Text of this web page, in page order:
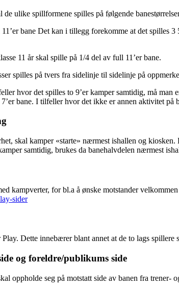
de ulike spillformene spilles på følgende
bane Det kan i tillegg forekomme at det spilles
11 år skal spille på 1/4 del av full 11’er bane.
spilles på tvers fra sidelinje til sidelinje på
hvor det spilles to 9’er kamper samtidig, må
bane. I tilfeller hvor det ikke er annen aktivitet
skal kamper «starte» nærmest ishallen og
samtidig, brukes da banehalvdelen nærmest
kampverter, for bl.a å ønske motstander
sider
Dette innebærer blant annet at de to lags spillere
og foreldre/publikums side
oppholde seg på motstatt side av banen fra